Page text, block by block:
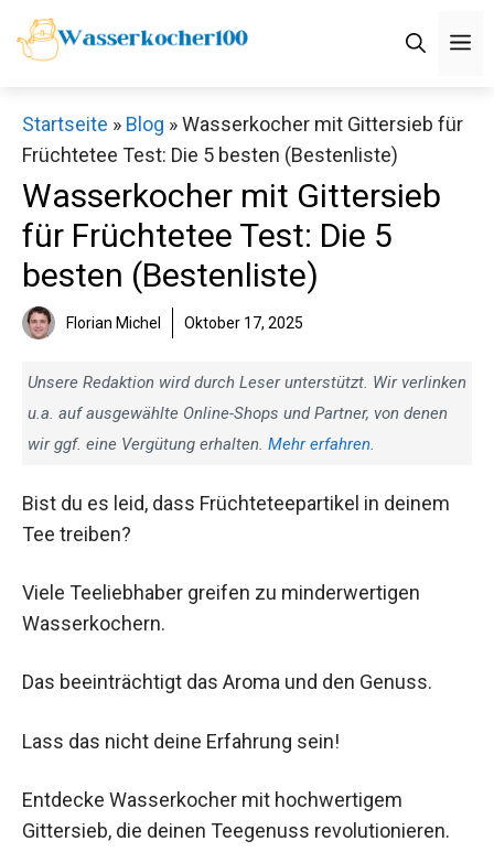
Zum
Inhalt
Startseite » Blog »Wasserkocher mit Gittersieb für
Früchtetee Test: Die 5 besten (Bestenliste)
Wasserkocher mit Gittersieb
für Früchtetee Test: Die 5
besten (Bestenliste)
Florian Michel Oktober 17, 2025
Unsere Redaktion wird durch Leser unterstützt. Wir verlinken
u.a. auf ausgewählte Online-Shops und Partner, von denen
wir ggf. eine Vergütung erhalten. Mehr erfahren.
Bist du es leid, dass Früchteteepartikel in deinem
Tee treiben?
Viele Teeliebhaber greifen zu minderwertigen
Wasserkochern.
Das beeinträchtigt das Aroma und den Genuss.
Lass das nicht deine Erfahrung sein!
Entdecke Wasserkocher mit hochwertigem
Gittersieb, die deinen Teegenuss revolutionieren.